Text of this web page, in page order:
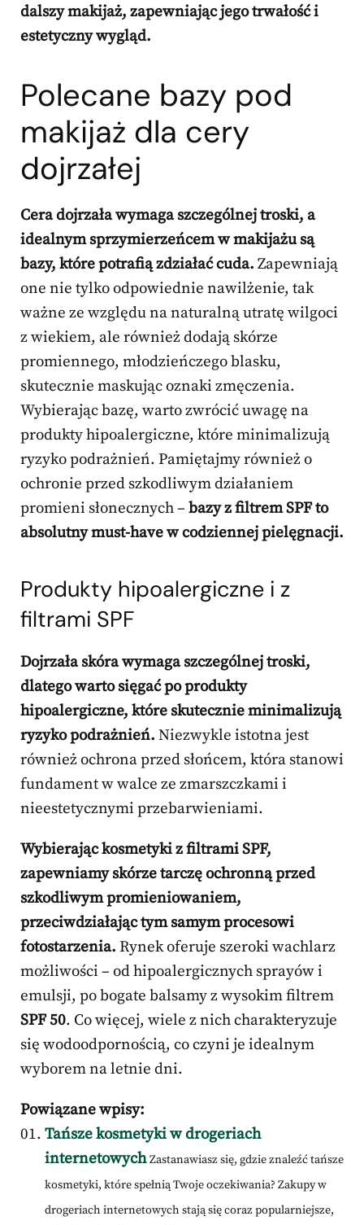
dalszy makijaż, zapewniając jego trwałość i
estetyczny wygląd.
Polecane bazy pod
makijaż dla cery
dojrzałej
Cera dojrzała wymaga szczególnej troski, a
idealnym sprzymierzeńcem w makijażu są
bazy, które potrafią zdziałać cuda. Zapewniają
one nie tylko odpowiednie nawilżenie, tak
ważne ze względu na naturalną utratę wilgoci
z wiekiem, ale również dodają skórze
promiennego, młodzieńczego blasku,
skutecznie maskując oznaki zmęczenia.
Wybierając bazę, warto zwrócić uwagę na
produkty hipoalergiczne, które minimalizują
ryzyko podrażnień. Pamiętajmy również o
ochronie przed szkodliwym działaniem
promieni słonecznych – bazy z filtrem SPF to
absolutny must-have w codziennej pielęgnacji.
Produkty hipoalergiczne i z
filtrami SPF
Dojrzała skóra wymaga szczególnej troski,
dlatego warto sięgać po produkty
hipoalergiczne, które skutecznie minimalizują
ryzyko podrażnień. Niezwykle istotna jest
również ochrona przed słońcem, która stanowi
fundament w walce ze zmarszczkami i
nieestetycznymi przebarwieniami.
Wybierając kosmetyki z filtrami SPF,
zapewniamy skórze tarczę ochronną przed
szkodliwym promieniowaniem,
przeciwdziałając tym samym procesowi
fotostarzenia. Rynek oferuje szeroki wachlarz
możliwości – od hipoalergicznych sprayów i
emulsji, po bogate balsamy z wysokim filtrem
SPF 50. Co więcej, wiele z nich charakteryzuje
się wodoodpornością, co czyni je idealnym
wyborem na letnie dni.
Powiązane wpisy:
Tańsze kosmetyki w drogeriach
internetowych Zastanawiasz się, gdzie znaleźć tańsze
kosmetyki, które spełnią Twoje oczekiwania? Zakupy w
drogeriach internetowych stają się coraz popularniejsze,